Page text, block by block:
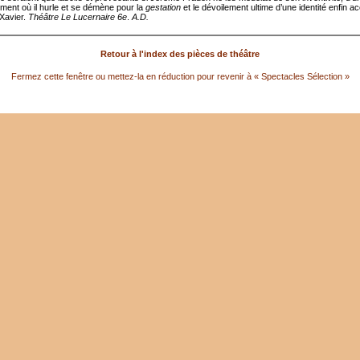
où il hurle et se démène pour la gestation et le dévoilement ultime d’une identité enfin
Théâtre Le Lucernaire 6e A.D.
Retour à l'index des pièces de théâtre
Fermez cette fenêtre ou mettez-la en réduction pour revenir à « Spectacles Sélection »